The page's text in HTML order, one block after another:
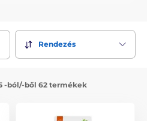
Rendezés
-ból/-ből 62 termékek